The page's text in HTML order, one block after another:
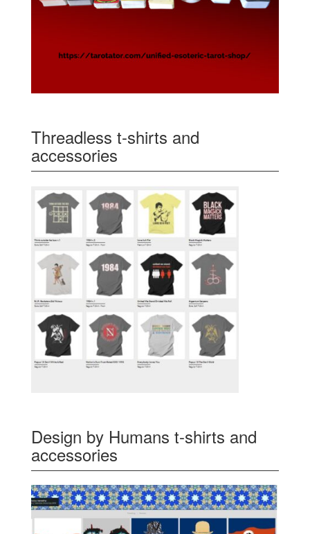
Threadless t-shirts and
accessories
Design by Humans t-shirts and
accessories